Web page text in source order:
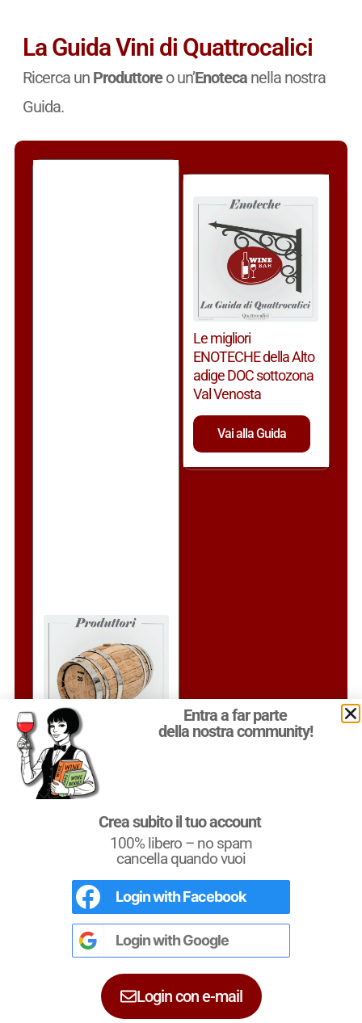
La Guida Vini di Quattrocalici
Ricerca un Produttoreo un’Enotecanella nostra
Guida.
Le migliori CANTINE
della Alto adige DOC
sottozona Val
Vai alla Guida
Le migliori
ENOTECHE della Alto
adige DOC sottozona
Val Venosta
Vai alla Guida
L'Italia del Vino
Nel libro leRegioni del Vino d’Italiacon
tutte leDenominazioni, e le
dettagliateper leDOCGe leDOCdi
singole regioni.
Entra a far parte
della nostra community!
Crea subito il tuo account
100% libero – no spam
cancella quando vuoi
Login withFacebook
Login withGoogle
Login con e-mail